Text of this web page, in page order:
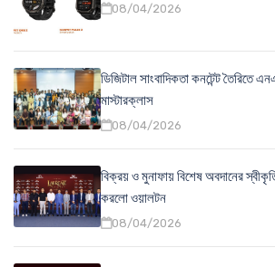
08/04/2026
ডিজিটাল সাংবাদিকতা কনটেন্ট তৈরিতে
মাস্টারক্লাস
08/04/2026
বিক্রয় ও মুনাফায় বিশেষ অবদানের
করলো ওয়ালটন
08/04/2026